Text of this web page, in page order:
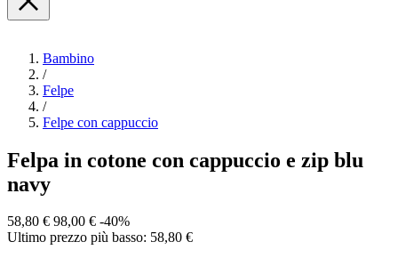
Bambino
/
Felpe
/
Felpe con cappuccio
Felpa in cotone con cappuccio e zip blu
navy
58,80 € 98,00 € -40%
Ultimo prezzo più basso: 58,80 €